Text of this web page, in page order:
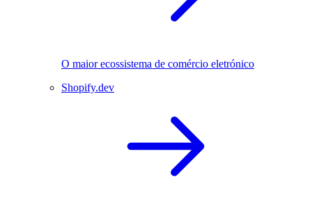
O maior ecossistema de comércio eletrónico
Shopify.dev